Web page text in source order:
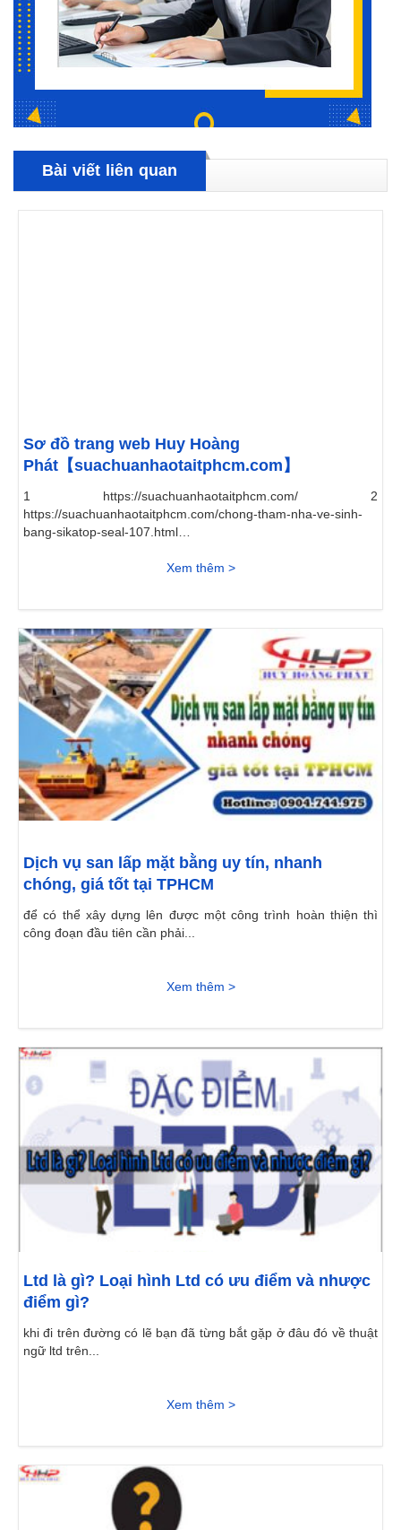
Bài viết liên quan
Sơ đồ trang web Huy Hoàng
Phát【suachuanhaotaitphcm.com】
1 https://suachuanhaotaitphcm.com/ 2
https://suachuanhaotaitphcm.com/chong-tham-nha-ve-sinh-
bang-sikatop-seal-107.html 3
https://suachuanhaotaitphcm.com/khoan-gieng-cong-
https://suachuanhaotaitphcm.com/tho-thay-bon-cau.html 8
https://suachuanhaotaitphcm.com/thong-tac-nha-ve-sinh.html
9 https://suachuanhaotaitphcm.com/chuyen-nhan-son-cua-
sat.html 10...
Xem thêm >
Dịch vụ san lấp mặt bằng uy tín, nhanh
chóng, giá tốt tại TPHCM
để có thể xây dựng lên được một công trình hoàn thiện thì
công đoạn đầu tiên cần phải...
Xem thêm >
Ltd là gì? Loại hình Ltd có ưu điểm và nhược
điểm gì?
khi đi trên đường có lẽ bạn đã từng bắt gặp ở đâu đó về thuật
ngữ ltd trên...
Xem thêm >